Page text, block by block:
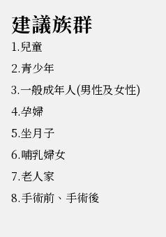
建議族群
1.兒童
2.青少年
3.一般成年人(男性及女性)
4.孕婦
5.坐月子
6.哺乳婦女
7.老人家
8.手術前、手術後